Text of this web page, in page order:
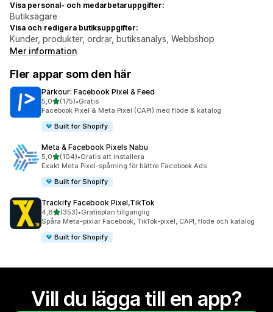
Visa personal- och medarbetaruppgifter:
Butiksägare
Visa och redigera butiksuppgifter:
Kunder, produkter, ordrar, butiksanalys, Webbshop
Mer information
Fler appar som den här
Parkour: Facebook Pixel & Feed
5,0av 5 stjärnor
(175)
175 recensioner totalt
•Gratis
Facebook Pixel & Meta Pixel (CAPI) med flöde & katalog
Built for Shopify
Meta & Facebook Pixels Nabu
5,0av 5 stjärnor
(104)
104 recensioner totalt
•Gratis att installera
Exakt Meta Pixel-spårning för bättre Facebook Ads
Built for Shopify
Trackify Facebook Pixel,TikTok
4,8av 5 stjärnor
(353)
353 recensioner totalt
•Gratisplan tillgänglig
Spåra Meta-pixlar Facebook, TikTok-pixel, CAPI, flöde och katalog
Built for Shopify
Vill du lägga till en app?